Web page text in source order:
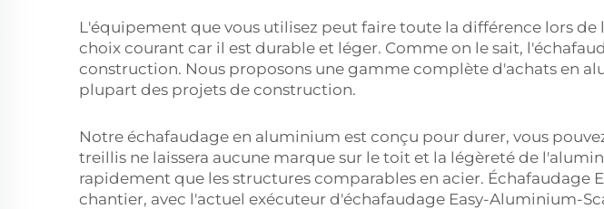
L'équipement que vous utilisez peut faire toute la différence lors
choix courant car il est durable et léger. Comme on le sait,
construction. Nous proposons une gamme complète d'achats en
plupart des projets de construction.
Notre échafaudage en aluminium est conçu pour durer, vous
treillis ne laissera aucune marque sur le toit et la légèreté de
rapidement que les structures comparables en acier. Échafaudage
chantier, avec l'actuel exécuteur d'échafaudage Easy-Aluminium-